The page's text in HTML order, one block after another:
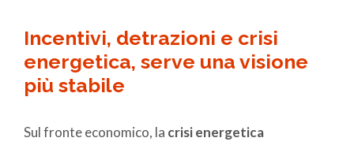
Incentivi, detrazioni e crisi
energetica, serve una visione
più stabile
Sul fronte economico, la crisi energetica